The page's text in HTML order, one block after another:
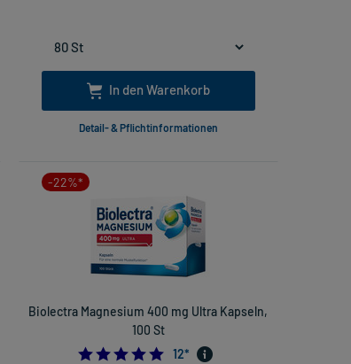
In den Warenkorb
Detail- & Pflichtinformationen
-22%*
Biolectra Magnesium 400 mg Ultra Kapseln,
100 St
5.0
12*